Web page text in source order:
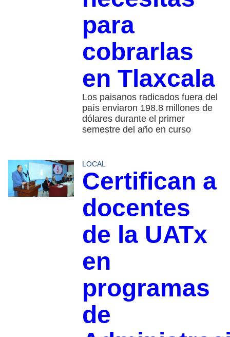
para
cobrarlas
en Tlaxcala
Los paisanos radicados fuera del
país enviaron 198.8 millones de
dólares durante el primer
semestre del año en curso
LOCAL
Certifican a
docentes
de la UATx
en
programas
de